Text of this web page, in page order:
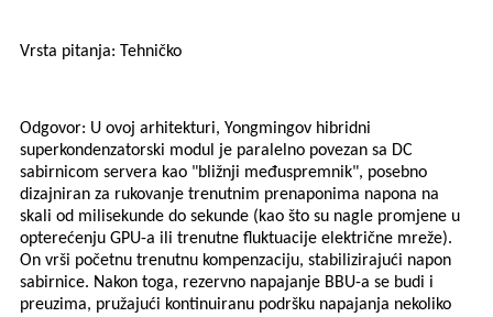
Vrsta pitanja: Tehničko
Odgovor: U ovoj arhitekturi, Yongmingov hibridni
superkondenzatorski modul je paralelno povezan sa DC
sabirnicom servera kao "bližnji međuspremnik", posebno
dizajniran za rukovanje trenutnim prenaponima napona na
skali od milisekunde do sekunde (kao što su nagle promjene u
opterećenju GPU-a ili trenutne fluktuacije električne mreže).
On vrši početnu trenutnu kompenzaciju, stabilizirajući napon
sabirnice. Nakon toga, rezervno napajanje BBU-a se budi i
preuzima, pružajući kontinuiranu podršku napajanja nekoliko